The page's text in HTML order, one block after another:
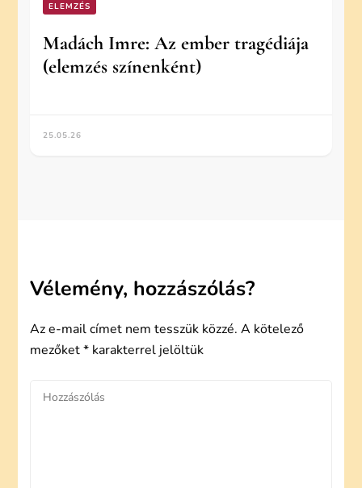
ELEMZÉS
Madách Imre: Az ember tragédiája
(elemzés színenként)
25.05.26
Vélemény, hozzászólás?
Az e-mail címet nem tesszük közzé. A kötelező
mezőket* karakterrel jelöltük